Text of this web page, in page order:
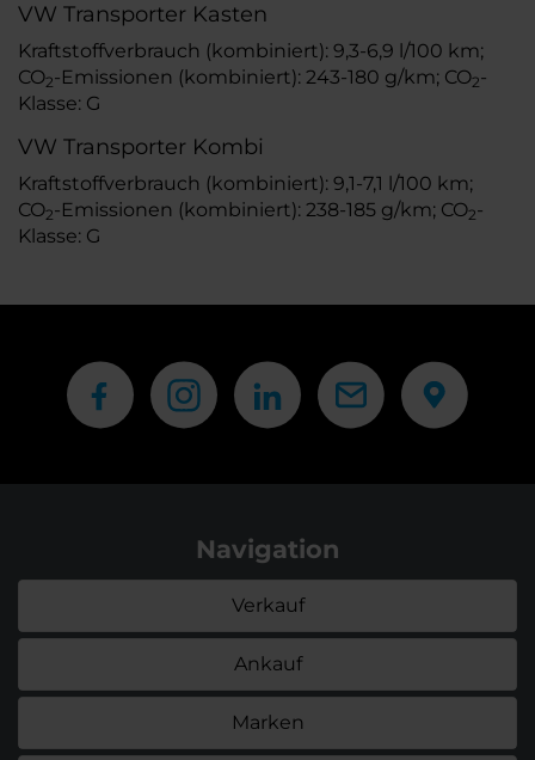
VW Transporter Kasten
Kraftstoffverbrauch (kombiniert): 9,3-6,9 l/100 km;
CO2-Emissionen (kombiniert): 243-180 g/km; CO2-
Klasse: G
VW Transporter Kombi
Kraftstoffverbrauch (kombiniert): 9,1-7,1 l/100 km;
CO2-Emissionen (kombiniert): 238-185 g/km; CO2-
Klasse: G
Navigation
Verkauf
Ankauf
Marken